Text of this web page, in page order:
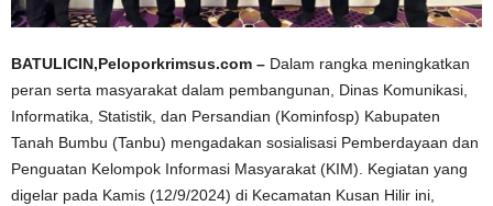
BATULICIN,Peloporkrimsus.com – Dalam rangka meningkatkan
peran serta masyarakat dalam pembangunan, Dinas Komunikasi,
Informatika, Statistik, dan Persandian (Kominfosp) Kabupaten
Tanah Bumbu (Tanbu) mengadakan sosialisasi Pemberdayaan dan
Penguatan Kelompok Informasi Masyarakat (KIM). Kegiatan yang
digelar pada Kamis (12/9/2024) di Kecamatan Kusan Hilir ini,